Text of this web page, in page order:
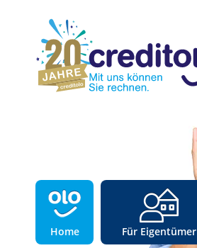
Home Für Eigentümer